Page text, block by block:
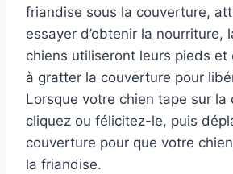
friandise sous la couverture,
essayer d’obtenir la nourriture,
chiens utiliseront leurs pieds et
à gratter la couverture pour
Lorsque votre chien tape sur la
cliquez ou félicitez-le, puis
couverture pour que votre
la friandise.